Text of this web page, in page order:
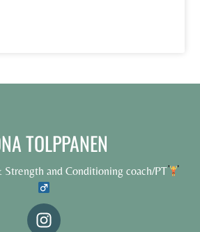
TOLPPANEN
Strength and Conditioning coach/PT